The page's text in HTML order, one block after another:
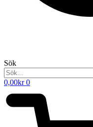
Sök
0,00kr 0